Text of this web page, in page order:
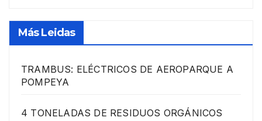
Más Leidas
TRAMBUS: ELÉCTRICOS DE AEROPARQUE A
POMPEYA
4 TONELADAS DE RESIDUOS ORGÁNICOS